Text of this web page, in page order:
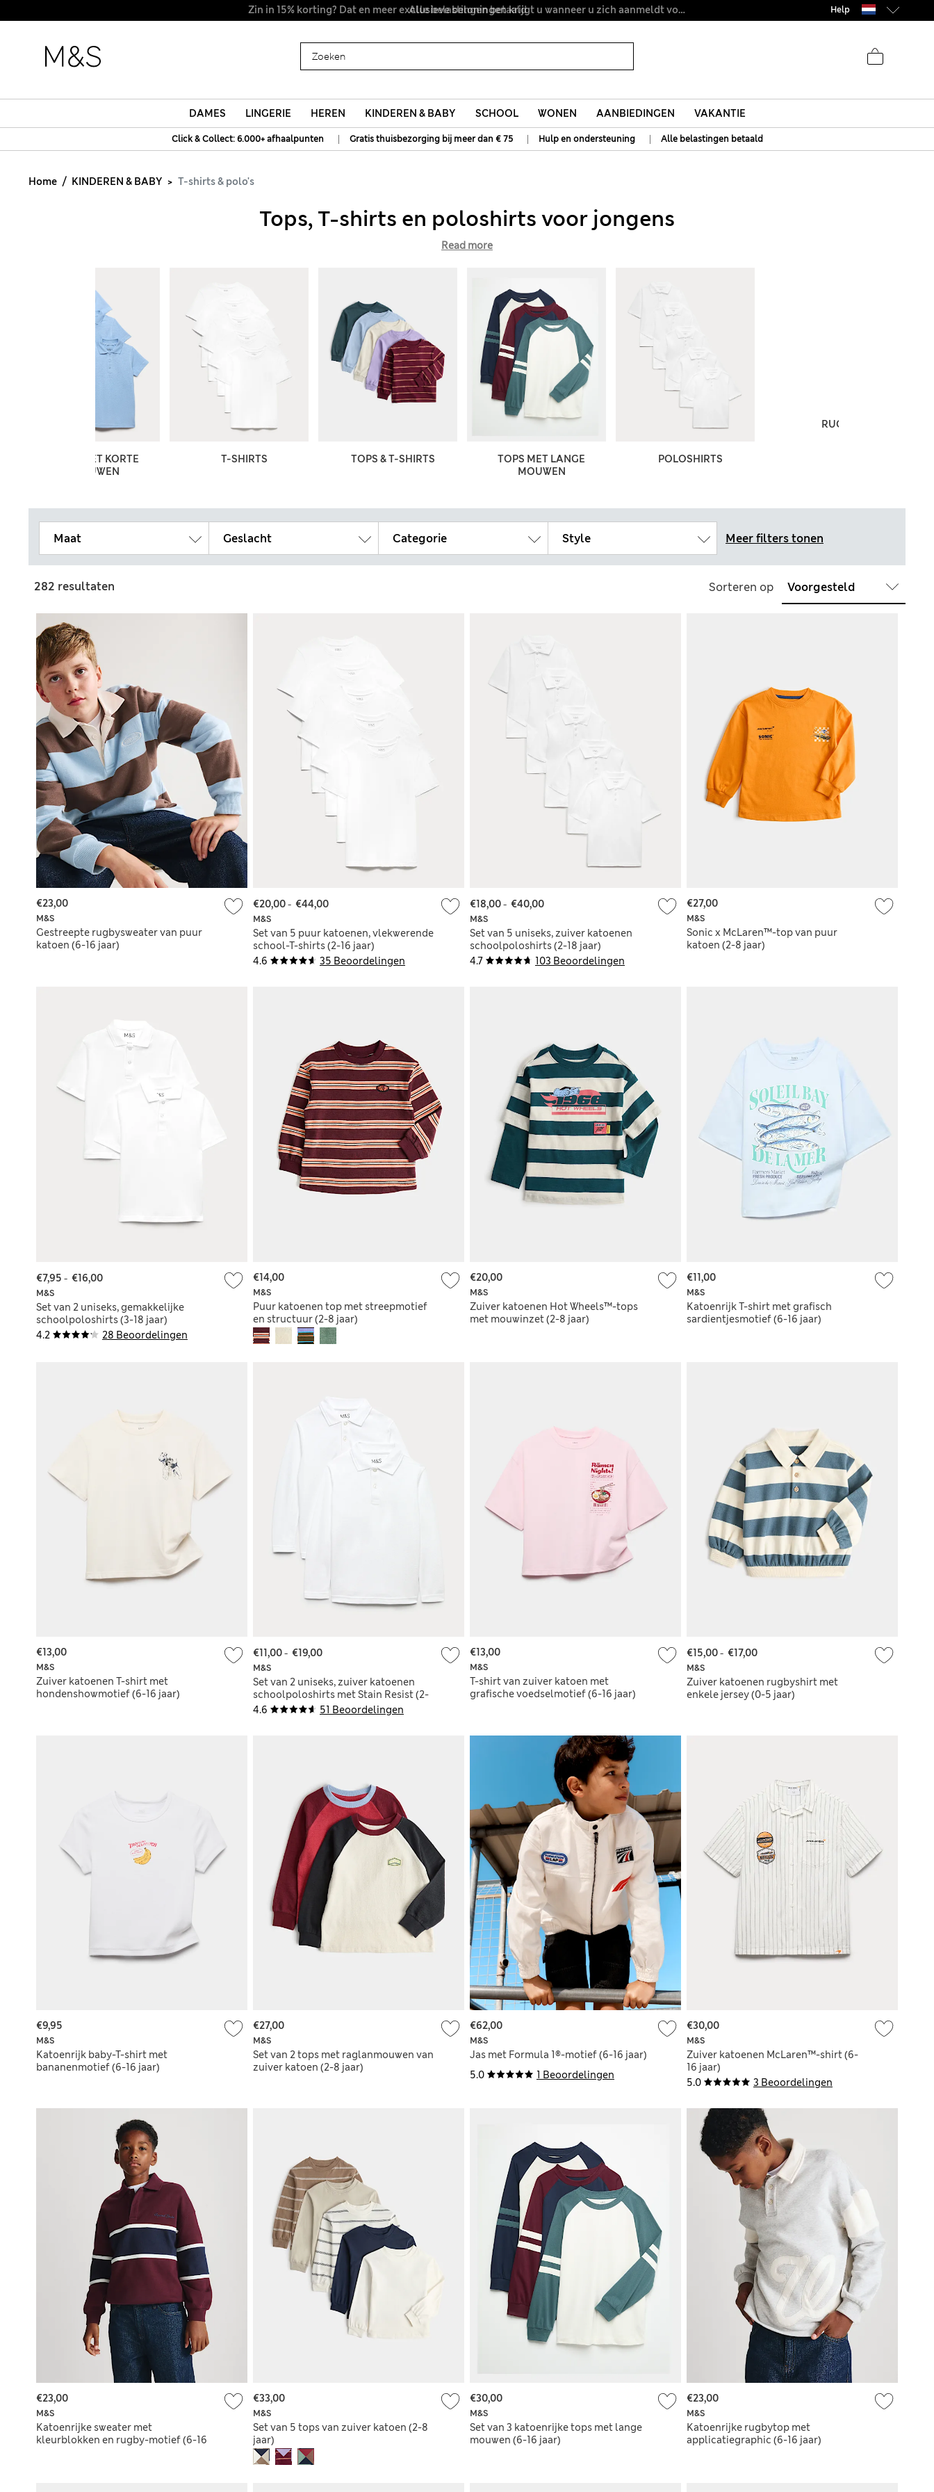
Zin in 15% korting? Dat en meer exclusieve beloningen krijgt u wanneer u zich aanmeldt voor Sparks
Alle belastingen betaald Help
DAMES LINGERIE HEREN KINDEREN & BABY SCHOOL WONEN AANBIEDINGEN VAKANTIE
Click & Collect: 6.000+ afhaalpunten | Gratis thuisbezorging bij meer dan € 75 | Hulp en ondersteuning | Alle belastingen betaald
Home KINDEREN & BABY T-shirts & polo's
Tops, T-shirts en poloshirts voor jongens
Read more
TOPS MET KORTE
MOUWEN
T-SHIRTS TOPS & T-SHIRTS
TOPS MET LANGE
MOUWEN
POLOSHIRTS
RUGBY
Maat Geslacht Categorie Style Meer filters tonen
282 resultaten Sorteren op
M&S
Gestreepte rugbysweater van puur
katoen (6-16 jaar)
€23,00
4.6 35 Beoordelingen
M&S
Set van 5 puur katoenen, vlekwerende
school-T-shirts (2-16 jaar)
€20,00- €44,00
4.7 103 Beoordelingen
M&S
Set van 5 uniseks, zuiver katoenen
schoolpoloshirts (2-18 jaar)
€18,00- €40,00
M&S
Sonic x McLaren™-top van puur
katoen (2-8 jaar)
€27,00
4.2 28 Beoordelingen
M&S
Set van 2 uniseks, gemakkelijke
schoolpoloshirts (3-18 jaar)
€7,95 - €16,00
M&S
Puur katoenen top met streepmotief
en structuur (2-8 jaar)
€14,00
M&S
Zuiver katoenen Hot Wheels™-tops
met mouwinzet (2-8 jaar)
€20,00
M&S
Katoenrijk T-shirt met grafisch
sardientjesmotief (6-16 jaar)
€11,00
M&S
Zuiver katoenen T-shirt met
hondenshowmotief (6-16 jaar)
€13,00
4.6 51 Beoordelingen
M&S
Set van 2 uniseks, zuiver katoenen
schoolpoloshirts met Stain Resist (2-
18 jaar)
€11,00- €19,00
M&S
T-shirt van zuiver katoen met
grafische voedselmotief (6-16 jaar)
€13,00
M&S
Zuiver katoenen rugbyshirt met
enkele jersey (0-5 jaar)
€15,00- €17,00
M&S
Katoenrijk baby-T-shirt met
bananenmotief (6-16 jaar)
€9,95
M&S
Set van 2 tops met raglanmouwen van
zuiver katoen (2-8 jaar)
€27,00
5.0 1 Beoordelingen
M&S
Jas met Formula 1®-motief (6-16 jaar)
€62,00
5.0 3 Beoordelingen
M&S
Zuiver katoenen McLaren™-shirt (6-
16 jaar)
€30,00
M&S
Katoenrijke sweater met
kleurblokken en rugby-motief (6-16
€23,00
M&S
Set van 5 tops van zuiver katoen (2-8
jaar)
€33,00
M&S
Set van 3 katoenrijke tops met lange
mouwen (6-16 jaar)
€30,00
M&S
Katoenrijke rugbytop met
applicatiegraphic (6-16 jaar)
€23,00